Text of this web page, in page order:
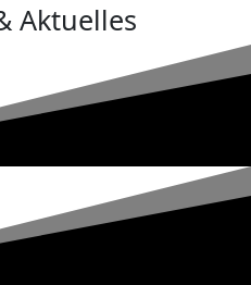
Aktuelles